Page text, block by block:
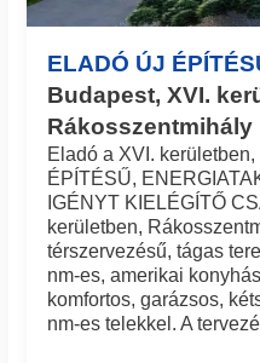
ELADÓ ÚJ
Budapest, XVI.
Rákosszentmihály
Eladó a XVI.
ÉPÍTÉSŰ,
IGÉNYT KIELÉGÍTŐ
kerületben,
térszervezésű, tágas
nm-es, amerikai
komfortos, garázsos,
nm-es telekkel. A